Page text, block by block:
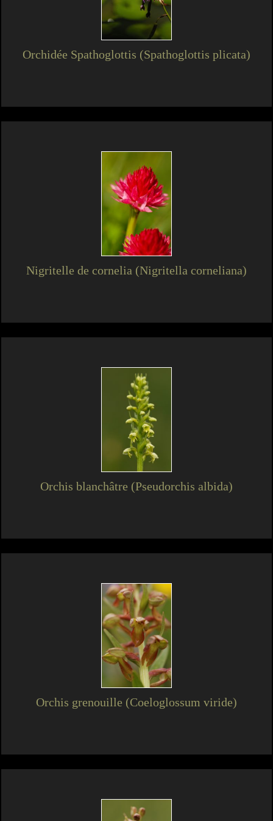
Orchidée Spathoglottis (Spathoglottis plicata)
Nigritelle de cornelia (Nigritella corneliana)
Orchis blanchâtre (Pseudorchis albida)
Orchis grenouille (Coeloglossum viride)